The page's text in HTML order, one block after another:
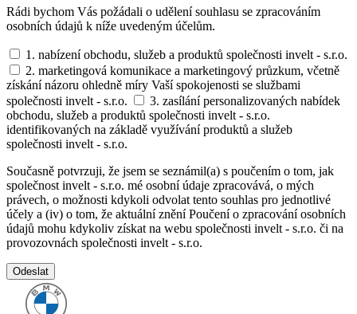
Rádi bychom Vás požádali o udělení souhlasu se zpracováním
osobních údajů k níže uvedeným účelům.
1. nabízení obchodu, služeb a produktů společnosti invelt - s.r.o.
2. marketingová komunikace a marketingový průzkum, včetně
získání názoru ohledně míry Vaší spokojenosti se službami
společnosti invelt - s.r.o.
3. zasílání personalizovaných nabídek
obchodu, služeb a produktů společnosti invelt - s.r.o.
identifikovaných na základě využívání produktů a služeb
společnosti invelt - s.r.o.
Současně potvrzuji, že jsem se seznámil(a) s poučením o tom, jak
společnost invelt - s.r.o. mé osobní údaje zpracovává, o mých
právech, o možnosti kdykoli odvolat tento souhlas pro jednotlivé
účely a (iv) o tom, že aktuální znění Poučení o zpracování osobních
údajů mohu kdykoliv získat na webu společnosti invelt - s.r.o. či na
provozovnách společnosti invelt - s.r.o.
Odeslat